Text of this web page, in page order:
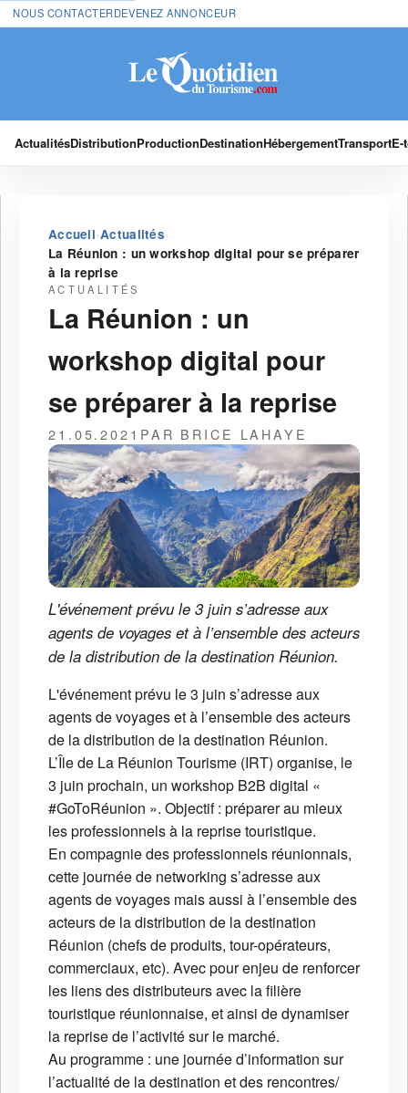
NOUS CONTACTERDEVENEZ ANNONCEUR
ActualitésDistributionProductionDestinationHébergementTransport
Accueil›Actualités›
La Réunion : un workshop digital pour se préparer
à la reprise
ACTUALITÉS
La Réunion : un
workshop digital pour
se préparer à la reprise
21.05.2021 PAR BRICE LAHAYE
L'événement prévu le 3 juin s’adresse aux
agents de voyages et à l’ensemble des acteurs
de la distribution de la destination Réunion.
L'événement prévu le 3 juin s’adresse aux
agents de voyages et à l’ensemble des acteurs
de la distribution de la destination Réunion.
L’Île de La Réunion Tourisme (IRT) organise, le
3 juin prochain, un workshop B2B digital «
#GoToRéunion ». Objectif : préparer au mieux
les professionnels à la reprise touristique.
En compagnie des professionnels réunionnais,
cette journée de networking s’adresse aux
agents de voyages mais aussi à l’ensemble des
acteurs de la distribution de la destination
Réunion (chefs de produits, tour-opérateurs,
commerciaux, etc). Avec pour enjeu de renforcer
les liens des distributeurs avec la filière
touristique réunionnaise, et ainsi de dynamiser
la reprise de l’activité sur le marché.
Au programme : une journée d’information sur
l’actualité de la destination et des rencontres/